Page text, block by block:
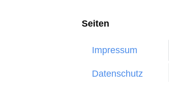
Seiten
Impressum
Datenschutz